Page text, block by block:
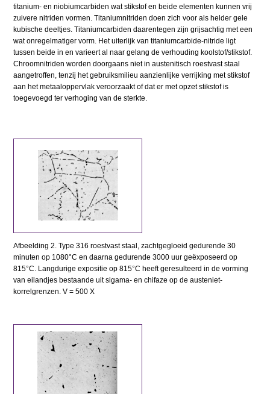
titanium- en niobiumcarbiden wat stikstof en beide elementen kunnen vrij
zuivere nitriden vormen. Titaniumnitriden doen zich voor als helder gele
kubische deeltjes. Titaniumcarbiden daarentegen zijn grijsachtig met een
wat onregelmatiger vorm. Het uiterlijk van titaniumcarbide-nitride ligt
tussen beide in en varieert al naar gelang de verhouding koolstof/stikstof.
Chroomnitriden worden doorgaans niet in austenitisch roestvast staal
aangetroffen, tenzij het gebruiksmilieu aanzienlijke verrijking met stikstof
aan het metaaloppervlak veroorzaakt of dat er met opzet stikstof is
toegevoegd ter verhoging van de sterkte.
Afbeelding 2. Type 316 roestvast staal, zachtgegloeid gedurende 30
minuten op 1080°C en daarna gedurende 3000 uur geëxposeerd op
815°C. Langdurige expositie op 815°C heeft geresulteerd in de vorming
van eilandjes bestaande uit sigama- en chifaze op de austeniet-
korrelgrenzen. V = 500 X